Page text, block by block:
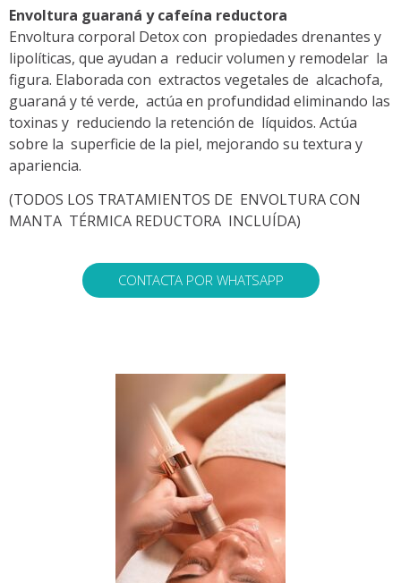
Envoltura guaraná y cafeína reductora
Envoltura corporal Detox con propiedades drenantes y
lipolíticas, que ayudan a reducir volumen y remodelar la
figura. Elaborada con extractos vegetales de alcachofa,
guaraná y té verde, actúa en profundidad eliminando las
toxinas y reduciendo la retención de líquidos. Actúa
sobre la superficie de la piel, mejorando su textura y
apariencia.
(TODOS LOS TRATAMIENTOS DE ENVOLTURA CON
MANTA TÉRMICA REDUCTORA INCLUÍDA)
CONTACTA POR WHATSAPP